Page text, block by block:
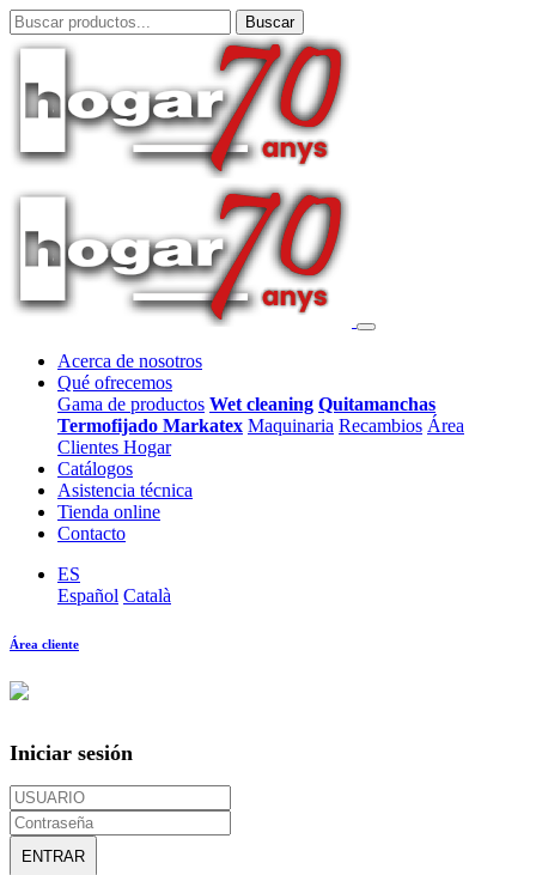
Acerca de nosotros
Qué ofrecemos
Gama de productos Wet cleaning Quitamanchas
Termofijado Markatex Maquinaria Recambios Área
Clientes Hogar
Catálogos
Asistencia técnica
Tienda online
Contacto
ES
Español Català
Área cliente
Iniciar sesión
ENTRAR